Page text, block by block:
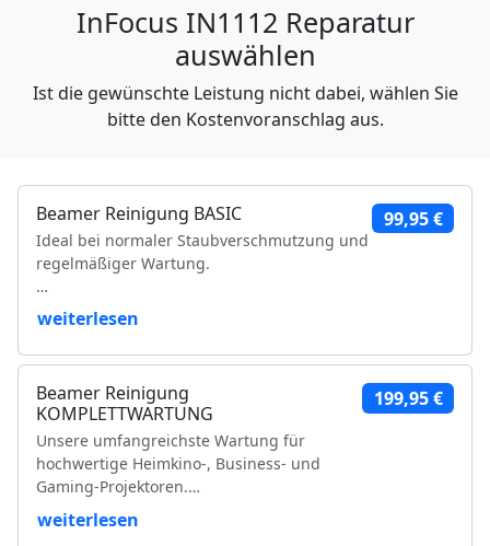
InFocus IN1112 Reparatur
auswählen
Ist die gewünschte Leistung nicht dabei, wählen Sie
bitte den Kostenvoranschlag aus.
Beamer Reinigung BASIC
Ideal bei normaler Staubverschmutzung und
regelmäßiger Wartung.
Leistungsumfang:
Reinigung der Luftfilter und Gehäuseteile
Reinigung der Kühlkörper
Objektivreinigung
Entfernung loser Staubablagerungen im
Geräteinneren
Prüfung der Bildqualität
Funktionsprüfung
weiterlesen
99,95 €
Beamer Reinigung
KOMPLETTWARTUNG
Unsere umfangreichste Wartung für
hochwertige Heimkino-, Business- und
Gaming-Projektoren.
Leistungsumfang:
weiterlesen
199,95 €